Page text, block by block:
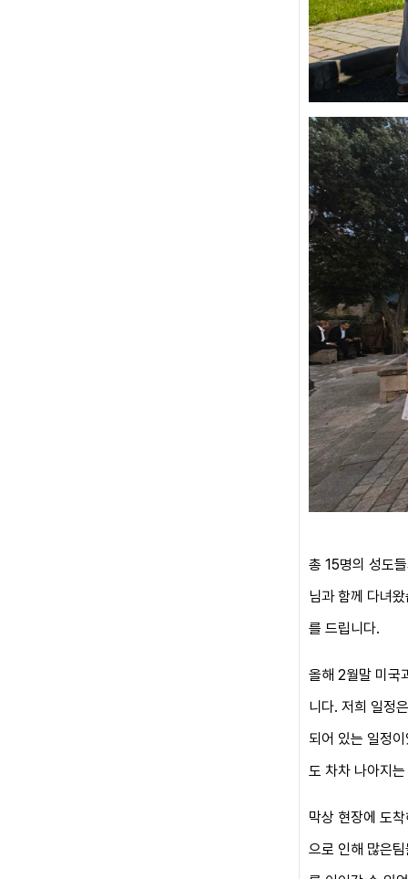
총 15명의 성도
님과 함께 다녀
를 드립니다.
올해 2월말 미국
니다. 저희 일정
되 어 있는 일정
도 차차 나아지
막상 현장에 도
으로 인해 많은